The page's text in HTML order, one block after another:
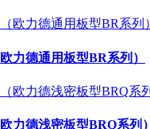
力德通用板型BR系列）
力德浅密板型BRQ系列）